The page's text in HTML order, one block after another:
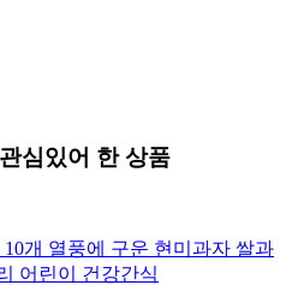
심있어 한 상품
개 열풍에 구운 현미과자 쌀과
어린이 건강간식